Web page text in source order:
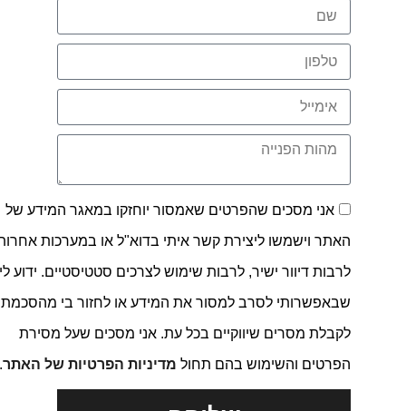
אני מסכים שהפרטים שאמסור יוחזקו במאגר המידע של
האתר וישמשו ליצירת קשר איתי בדוא"ל או במערכות אחרות,
לרבות דיוור ישיר, לרבות שימוש לצרכים סטטיסטיים. ידוע לי
שבאפשרותי לסרב למסור את המידע או לחזור בי מהסכמתי
לקבלת מסרים שיווקיים בכל עת. אני מסכים שעל מסירת
הפרטים והשימוש בהם תחולמדיניות הפרטיות של האתר.